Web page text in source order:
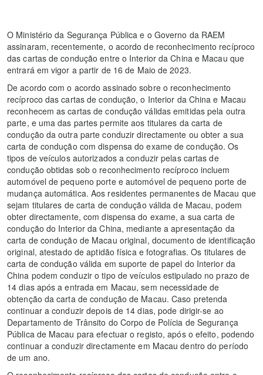
O Ministério da Segurança Pública e o Governo da RAEM
assinaram, recentemente, o acordo de reconhecimento recíproco
das cartas de condução entre o Interior da China e Macau que
entrará em vigor a partir de 16 de Maio de 2023.
De acordo com o acordo assinado sobre o reconhecimento
recíproco das cartas de condução, o Interior da China e Macau
reconhecem as cartas de condução válidas emitidas pela outra
parte, e uma das partes permite aos titulares da carta de
condução da outra parte conduzir directamente ou obter a sua
carta de condução com dispensa do exame de condução. Os
tipos de veículos autorizados a conduzir pelas cartas de
condução obtidas sob o reconhecimento recíproco incluem
automóvel de pequeno porte e automóvel de pequeno porte de
mudança automática. Aos residentes permanentes de Macau que
sejam titulares de carta de condução válida de Macau, podem
obter directamente, com dispensa do exame, a sua carta de
condução do Interior da China, mediante a apresentação da
carta de condução de Macau original, documento de identificação
original, atestado de aptidão física e fotografias. Os titulares de
carta de condução válida em suporte de papel do Interior da
China podem conduzir o tipo de veículos estipulado no prazo de
14 dias após a entrada em Macau, sem necessidade de
obtenção da carta de condução de Macau. Caso pretenda
continuar a conduzir depois de 14 dias, pode dirigir-se ao
Departamento de Trânsito do Corpo de Polícia de Segurança
Pública de Macau para efectuar o registo, após o efeito, podendo
continuar a conduzir directamente em Macau dentro do período
de um ano.